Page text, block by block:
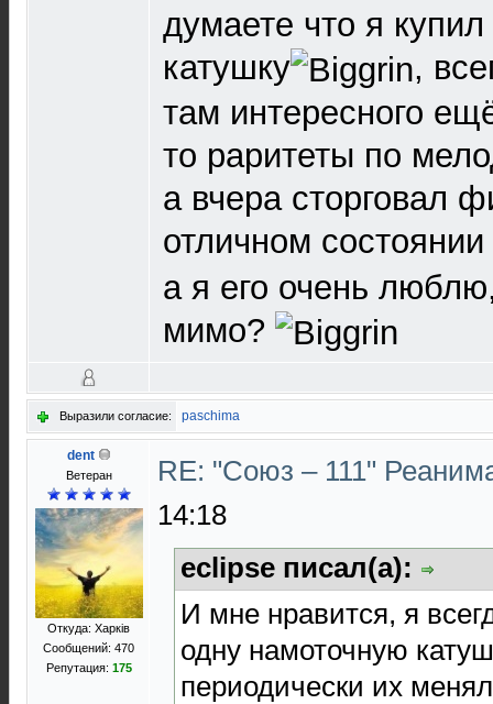
думаете что я
катушку
,
там интересного
то раритеты по
а вчера сторговал
отличном состоянии
а я его очень
мимо?
Выразили согласие: paschima
dent
Ветеран
Откуда: Харків
Сообщений: 470
Репутация: 175
RE: "Союз – 111"
14:18
eclipse писал(а):
И мне нравится, я
одну намоточную
периодически их